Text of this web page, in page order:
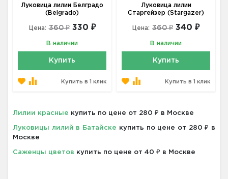
Луковица лилии Белградо
(Belgrado)
Цена: 360 ₽ 330 ₽
В наличии
Купить
Купить в 1 клик
Луковица лилии
Старгейзер (Stargazer)
Цена: 360 ₽ 340 ₽
В наличии
Купить
Купить в 1 клик
Лилии красные купить по цене от 280 ₽ в Москве
Луковицы лилий в Батайске
купить по цене от 280 ₽ в
Москве
Саженцы цветов купить по цене от 40 ₽ в Москве